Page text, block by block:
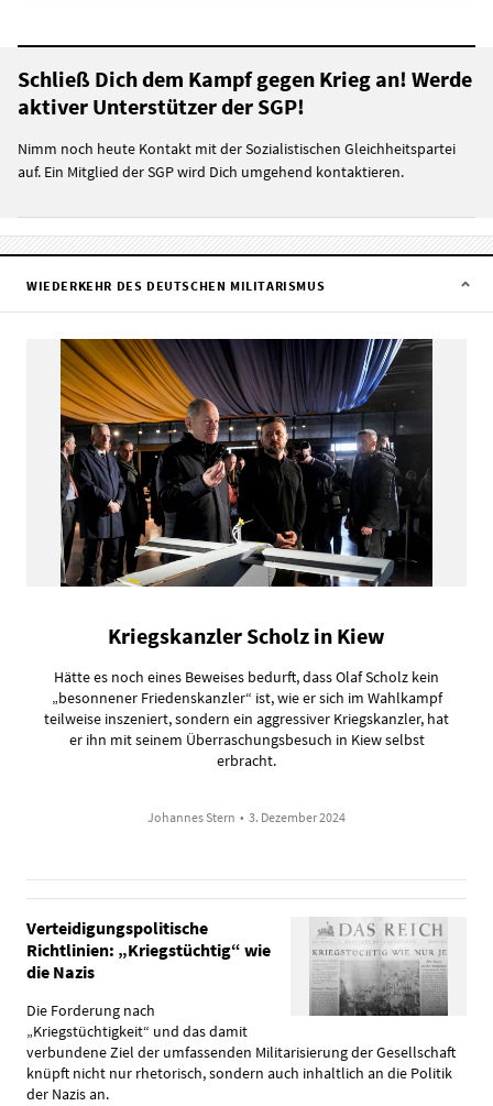
Schließ Dich dem Kampf gegen Krieg an! Werde
aktiver Unterstützer der SGP!
Nimm noch heute Kontakt mit der Sozialistischen Gleichheitspartei
auf. Ein Mitglied der SGP wird Dich umgehend kontaktieren.
WIEDERKEHR DES DEUTSCHEN MILITARISMUS
Kriegskanzler Scholz in Kiew
Hätte es noch eines Beweises bedurft, dass Olaf Scholz kein
„besonnener Friedenskanzler“ ist, wie er sich im Wahlkampf
teilweise inszeniert, sondern ein aggressiver Kriegskanzler, hat
er ihn mit seinem Überraschungsbesuch in Kiew selbst
erbracht.
Johannes Stern • 3. Dezember 2024
Verteidigungspolitische
Richtlinien: „Kriegstüchtig“ wie
die Nazis
Die Forderung nach
„Kriegstüchtigkeit“ und das damit
verbundene Ziel der umfassenden Militarisierung der Gesellschaft
knüpft nicht nur rhetorisch, sondern auch inhaltlich an die Politik
der Nazis an.